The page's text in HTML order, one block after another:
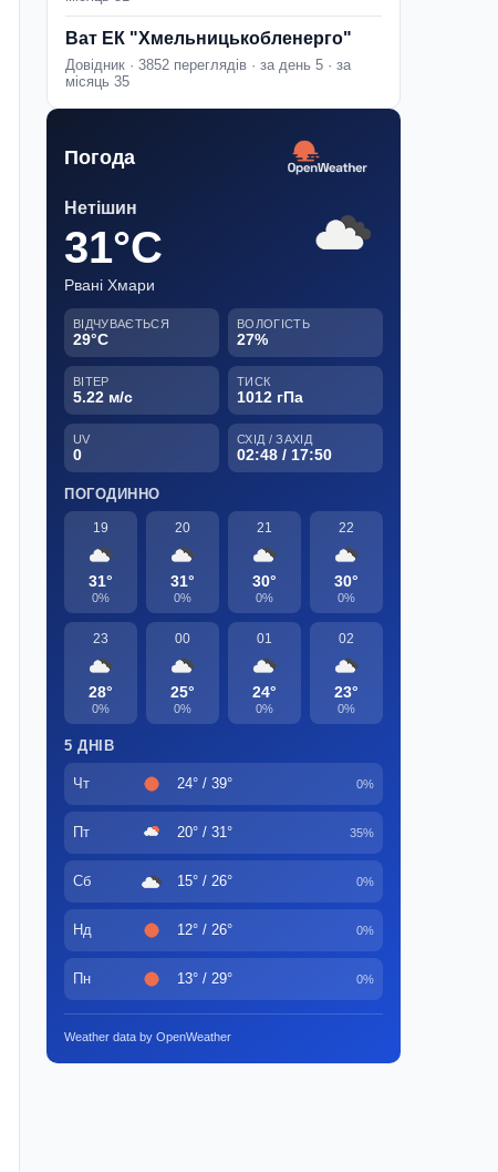
Ват ЕК "Хмельницькобленерго"
Довідник · 3852 переглядів · за день 5 · за
місяць 35
Погода
Нетішин
31°C
Рвані Хмари
ВІДЧУВАЄТЬСЯ
29°C
ВОЛОГІСТЬ
27%
ВІТЕР
5.22 м/с
ТИСК
1012 гПа
UV
0
СХІД / ЗАХІД
02:48 / 17:50
ПОГОДИННО
19
31°
0%
20
31°
0%
21
30°
0%
22
30°
0%
23
28°
0%
00
25°
0%
01
24°
0%
02
23°
0%
5 ДНІВ
Чт 24° / 39° 0%
Пт 20° / 31° 35%
Сб 15° / 26° 0%
Нд 12° / 26° 0%
Пн 13° / 29° 0%
Weather data by OpenWeather